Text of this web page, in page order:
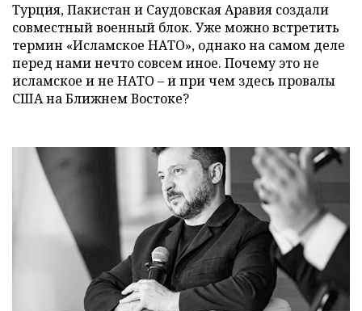
Турция, Пакистан и Саудовская Аравия создали
совместный военный блок. Уже можно встретить
термин «Исламское НАТО», однако на самом деле
перед нами нечто совсем иное. Почему это не
исламское и не НАТО – и при чем здесь провалы
США на Ближнем Востоке?